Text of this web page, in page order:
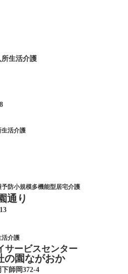
所生活介護
生活介護
防小規模多機能型居宅介護
通り
活介護
サービスセンター
の園ながおか
師岡372-4